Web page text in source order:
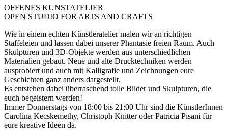
OFFENES KUNSTATELIER
OPEN STUDIO FOR ARTS AND CRAFTS
Wie in einem echten Künstleratelier malen wir an richtigen
Staffeleien und lassen dabei unserer Phantasie freien Raum. Auch
Skulpturen und 3D-Objekte werden aus unterschiedlichen
Materialien gebaut. Neue und alte Drucktechniken werden
ausprobiert und auch mit Kalligrafie und Zeichnungen eure
Geschichten ganz anders dargestellt.
Es entstehen dabei überraschend tolle Bilder und Skulpturen, die
euch begeistern werden!
Immer Donnerstags von 18:00 bis 21:00 Uhr sind die KünstlerInnen
Carolina Kecskemethy, Christoph Knitter oder Patricia Pisani für
eure kreative Ideen da.